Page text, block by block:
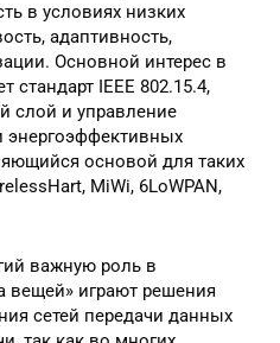
в условиях низких
адаптивность,
Основной интерес в
стандарт IEEE 802.15.4,
слой и управление
энергоэффективных
основой для таких
MiWi, 6LoWPAN,
важную роль в
вещей» играют решения
сетей передачи данных